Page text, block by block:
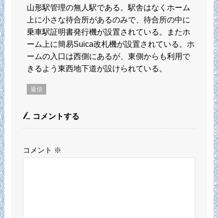
山形駅管理の無人駅である。駅舎はなくホーム
上に小さな待合所があるのみで、待合所の中に
乗車駅証明書発行機が設置されている。またホ
ーム上に簡易Suica改札機が設置されている。ホ
ームの入口は西側にあるが、東側からも利用で
きるよう東西地下道が設けられている。
返信
コメントする
コメント ※